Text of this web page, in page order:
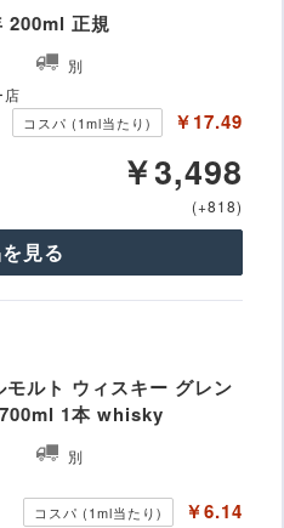
200ml 正規
別
店
コスパ (1ml当たり) ￥17.49
￥3,498
(+818)
見る
ルト ウィスキー グレン
1本 whisky
別
コスパ (1ml当たり) ￥6.14